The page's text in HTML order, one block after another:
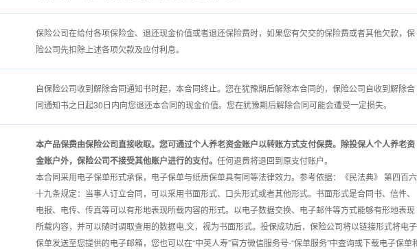
保险公司在给付各项保险金、退还现金价值或者退还保险费时，如果您有欠交的保险费或者其他欠款，保
险公司先扣除上述各项欠款及应付利息。
自保险公司收到解除合同通知书时起，本合同终止。您在犹豫期后解除本合同的，保险公司自收到解除合
同通知书之日起30日内向您退还本合同的现金价值。您在犹豫期后解除合同可能会遭受一定损失。
本产品保费由保险公司直接收取。您可通过个人养老资金账户以转账方式支付保费。 除投保人个人养老资
金账户外，保险公司不接受其他账户进行的支付。 任何退费将退回到原支付账户。
本合同采用电子保单形式承保，电子保单与纸质保单具有同等法律效力。参考依据：《民法典》 第四百六
十九条规定：当事人订立合同，可以采用书面形式、口头形式或者其他形式。书面形式是合同书、信件、
电报、电传、传真等可以有形地表现所载内容的形式。以电子数据交换、电子邮件等方式能够有形地表现
所载内容，并可以随时调取查用的数据电,文，视为书面形式。投保成功后，保险公司将以链接形式将电子
保单发送至您提供的电子邮箱，您也可以在“中英人寿”官方微信服务号-“保单服务”中查询或下载电子保单